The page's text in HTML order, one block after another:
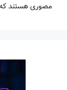
مصوری هستند